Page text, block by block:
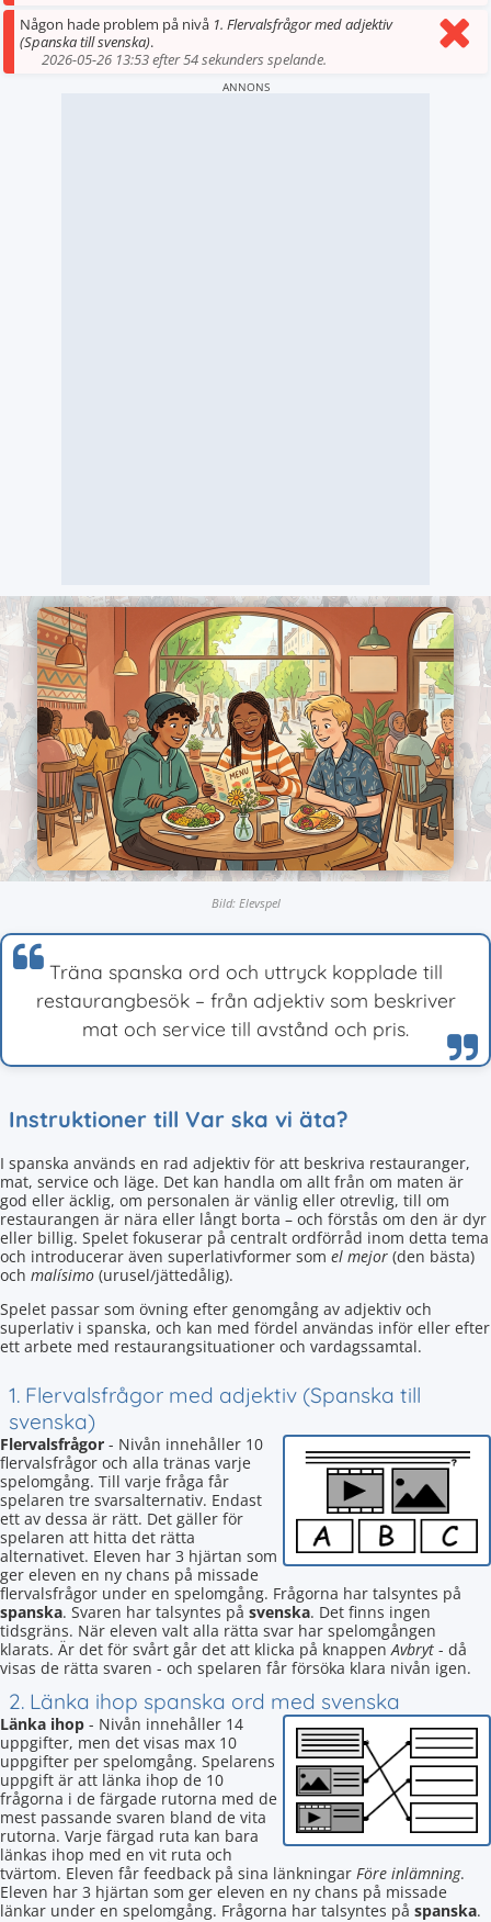
Någon hade problem på nivå 1. Flervalsfrågor med adjektiv
(Spanska till svenska).
2026-05-26 13:53 efter 54 sekunders spelande.
ANNONS
Bild: Elevspel
Träna spanska ord och uttryck kopplade till
restaurangbesök – från adjektiv som beskriver
mat och service till avstånd och pris.
Instruktioner till Var ska vi äta?
I spanska används en rad adjektiv för att beskriva restauranger,
mat, service och läge. Det kan handla om allt från om maten är
god eller äcklig, om personalen är vänlig eller otrevlig, till om
restaurangen är nära eller långt borta – och förstås om den är dyr
eller billig. Spelet fokuserar på centralt ordförråd inom detta tema
och introducerar även superlativformer som el mejor (den bästa)
och malísimo (urusel/jättedålig).
Spelet passar som övning efter genomgång av adjektiv och
superlativ i spanska, och kan med fördel användas inför eller efter
ett arbete med restaurangsituationer och vardagssamtal.
1. Flervalsfrågor med adjektiv (Spanska till
svenska)
Flervalsfrågor - Nivån innehåller 10
flervalsfrågor och alla tränas varje
spelomgång. Till varje fråga får
spelaren tre svarsalternativ. Endast
ett av dessa är rätt. Det gäller för
spelaren att hitta det rätta
alternativet. Eleven har 3 hjärtan som
ger eleven en ny chans på missade
flervalsfrågor under en spelomgång. Frågorna har talsyntes på
spanska. Svaren har talsyntes på svenska. Det finns ingen
tidsgräns. När eleven valt alla rätta svar har spelomgången
klarats. Är det för svårt går det att klicka på knappenAvbryt - då
visas de rätta svaren - och spelaren får försöka klara nivån igen.
2. Länka ihop spanska ord med svenska
Länka ihop - Nivån innehåller 14
uppgifter, men det visas max 10
uppgifter per spelomgång. Spelarens
uppgift är att länka ihop de 10
frågorna i de färgade rutorna med de
mest passande svaren bland de vita
rutorna. Varje färgad ruta kan bara
länkas ihop med en vit ruta och
tvärtom. Eleven får feedback på sina länkningar Före inlämning.
Eleven har 3 hjärtan som ger eleven en ny chans på missade
länkar under en spelomgång. Frågorna har talsyntes på spanska.